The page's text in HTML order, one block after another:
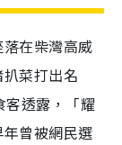
在柴灣高威
菜打出名
客透露，「耀
曾被網民選